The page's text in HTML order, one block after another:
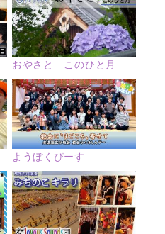
おやさと このひと月
ようぼくぴーす